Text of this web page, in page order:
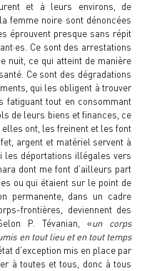
et à leurs environs, de
femme noire sont dénoncées
éprouvent presque sans répit
Ce sont des arrestations
nuit, ce qui atteint de manière
Ce sont des dégradations
qui les obligent à trouver
fatiguant tout en consommant
de leurs biens et finances, ce
elles ont, les freinent et les font
argent et matériel servent à
les déportations illégales vers
dont me font d’ailleurs part
ou qui étaient sur le point de
permanente, dans un cadre
frontières, deviennent des
P. Tévanian, «un corps
en tout lieu et en tout temps
d’exception mis en place par
à toutes et tous, donc à tous